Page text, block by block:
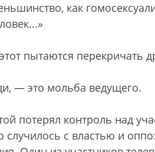
как
пытаются перекричать
— это мольба ведущего.
потерял контроль над
случилось с властью и